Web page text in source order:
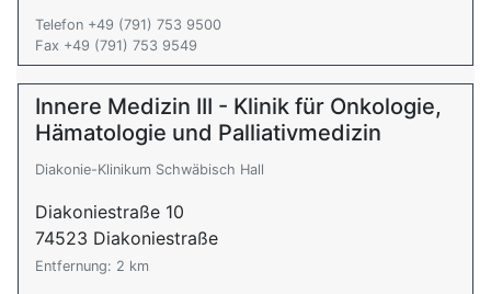
Telefon +49 (791) 753 9500
Fax +49 (791) 753 9549
Innere Medizin III - Klinik für Onkologie,
Hämatologie und Palliativmedizin
Diakonie-Klinikum Schwäbisch Hall
Diakoniestraße 10
74523 Diakoniestraße
Entfernung: 2 km